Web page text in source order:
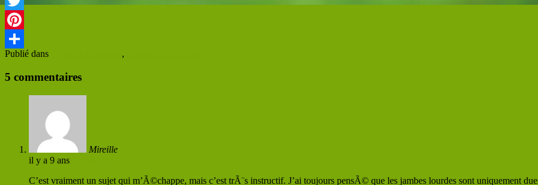
Twitter
Pinterest
Partager
Publié dans ,
5 commentaires
Mireille
il y a 9 ans
C’est vraiment un sujet qui m’Ã©chappe, mais c’est trÃ¨s instructif. J’ai toujours pensÃ© que les jambes lourdes sont uniquement